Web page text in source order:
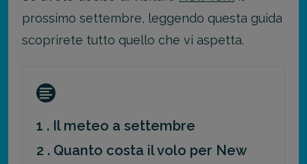
prossimo settembre, leggendo questa guida
scoprirete tutto quello che vi aspetta.
1 . Il meteo a settembre
2 . Quanto costa il volo per New